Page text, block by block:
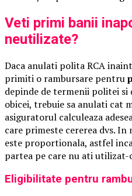
Veti primi banii
neutilizate?
Daca anulati polita RCA
primiti o rambursare pentru
depinde de termenii politei si
obicei, trebuie sa anulati cat
asiguratorul calculeaza
care primeste cererea dvs.
este proportionala, astfel
partea pe care nu ati utilizat-
Eligibilitate pentru